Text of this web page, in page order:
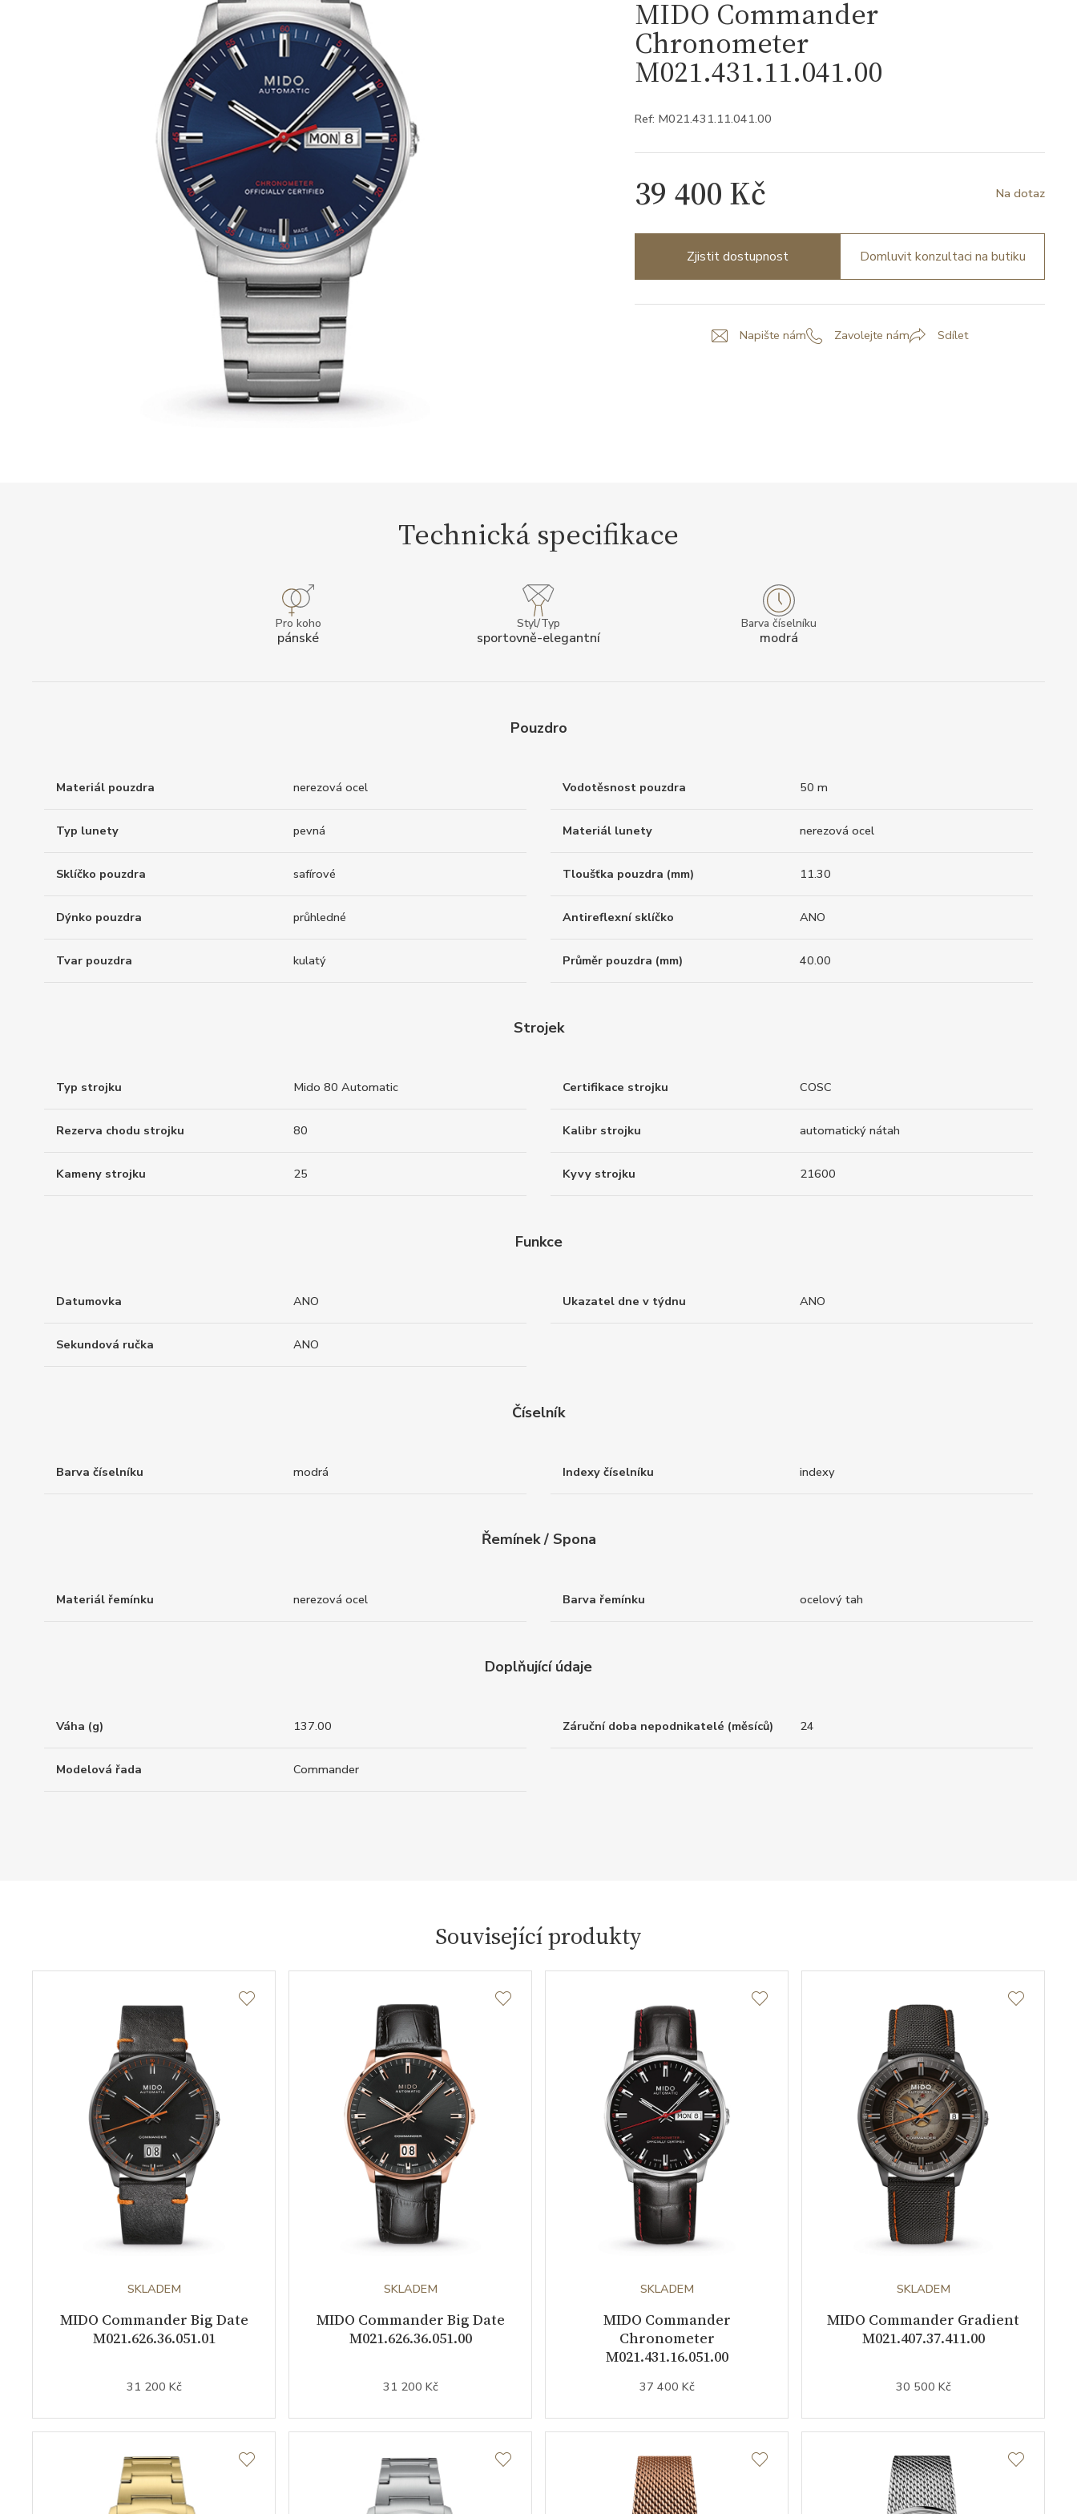
MIDO Commander
Chronometer
M021.431.11.041.00
Ref: M021.431.11.041.00
39 400 Kč Na dotaz
Zjistit dostupnost Domluvit konzultaci na butiku
Napište nám Zavolejte nám Sdílet
Technická specifikace
Pro koho
pánské
Styl/Typ
sportovně-elegantní
Barva číselníku
modrá
Pouzdro
Materiál pouzdra nerezová ocel Vodotěsnost pouzdra 50 m
Typ lunety pevná Materiál lunety nerezová ocel
Sklíčko pouzdra safírové Tloušťka pouzdra (mm) 11.30
Dýnko pouzdra průhledné Antireflexní sklíčko ANO
Tvar pouzdra kulatý Průměr pouzdra (mm) 40.00
Strojek
Typ strojku Mido 80 Automatic Certifikace strojku COSC
Rezerva chodu strojku 80 Kalibr strojku automatický nátah
Kameny strojku 25 Kyvy strojku 21600
Funkce
Datumovka ANO Ukazatel dne v týdnu ANO
Sekundová ručka ANO
Číselník
Barva číselníku modrá Indexy číselníku indexy
Řemínek / Spona
Materiál řemínku nerezová ocel Barva řemínku ocelový tah
Doplňující údaje
Váha (g) 137.00 Záruční doba nepodnikatelé (měsíců) 24
Modelová řada Commander
Související produkty
SKLADEM
MIDO Commander Big Date
M021.626.36.051.01
31 200 Kč
SKLADEM
MIDO Commander Big Date
M021.626.36.051.00
31 200 Kč
SKLADEM
MIDO Commander
Chronometer
M021.431.16.051.00
37 400 Kč
SKLADEM
MIDO Commander Gradient
M021.407.37.411.00
30 500 Kč